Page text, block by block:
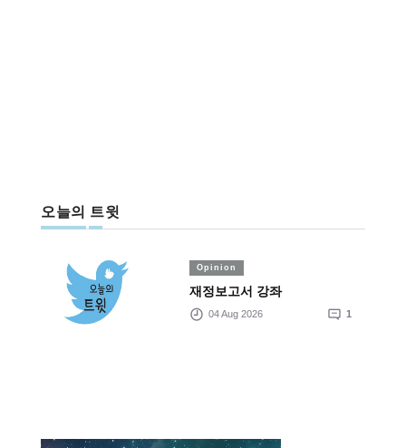
오늘의 트윗
Opinion
재정보고서 강좌
04 Aug 2026 1